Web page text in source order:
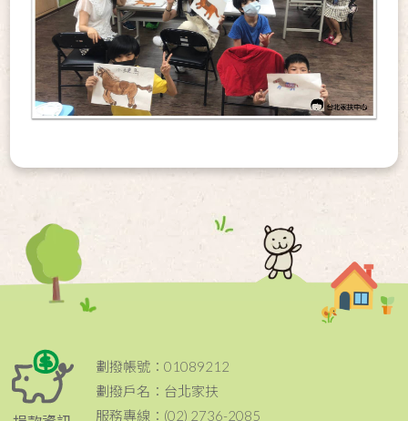
劃撥帳號：01089212
劃撥戶名：台北家扶
服務專線：(02) 2736-2085